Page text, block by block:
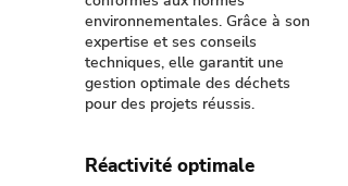
environnementales. Grâce à son
expertise et ses conseils
techniques, elle garantit une
gestion optimale des déchets
pour des projets réussis.
Réactivité optimale